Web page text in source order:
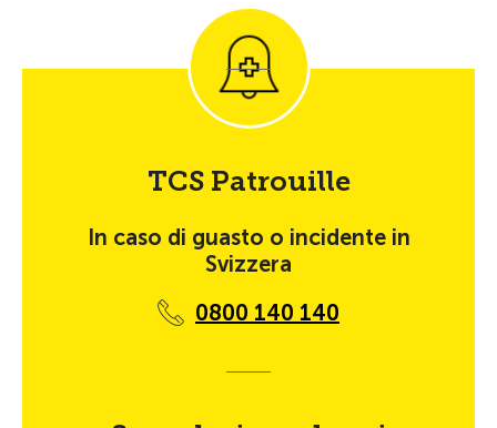
TCS Patrouille
In caso di guasto o incidente in
Svizzera
0800 140 140